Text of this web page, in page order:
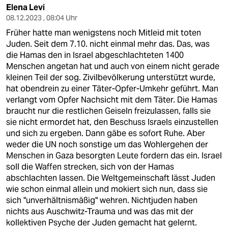
Elena Levi
08.12.2023 , 08:04 Uhr
Früher hatte man wenigstens noch Mitleid mit toten
Juden. Seit dem 7.10. nicht einmal mehr das. Das, was
die Hamas den in Israel abgeschlachteten 1400
Menschen angetan hat und auch von einem nicht gerade
kleinen Teil der sog. Zivilbevölkerung unterstützt wurde,
hat obendrein zu einer Täter-Opfer-Umkehr geführt. Man
verlangt vom Opfer Nachsicht mit dem Täter. Die Hamas
braucht nur die restlichen Geiseln freizulassen, falls sie
sie nicht ermordet hat, den Beschuss Israels einzustellen
und sich zu ergeben. Dann gäbe es sofort Ruhe. Aber
weder die UN noch sonstige um das Wohlergehen der
Menschen in Gaza besorgten Leute fordern das ein. Israel
soll die Waffen strecken, sich von der Hamas
abschlachten lassen. Die Weltgemeinschaft lässt Juden
wie schon einmal allein und mokiert sich nun, dass sie
sich "unverhältnismäßig" wehren. Nichtjuden haben
nichts aus Auschwitz-Trauma und was das mit der
kollektiven Psyche der Juden gemacht hat gelernt.